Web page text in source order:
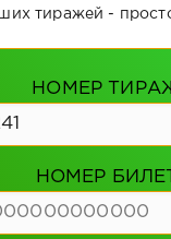
тиражей -
НОМЕР
НОМЕР